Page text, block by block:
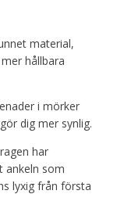
material,
hållbara
i mörker
dig mer synlig.
har
ankeln som
lyxig från första